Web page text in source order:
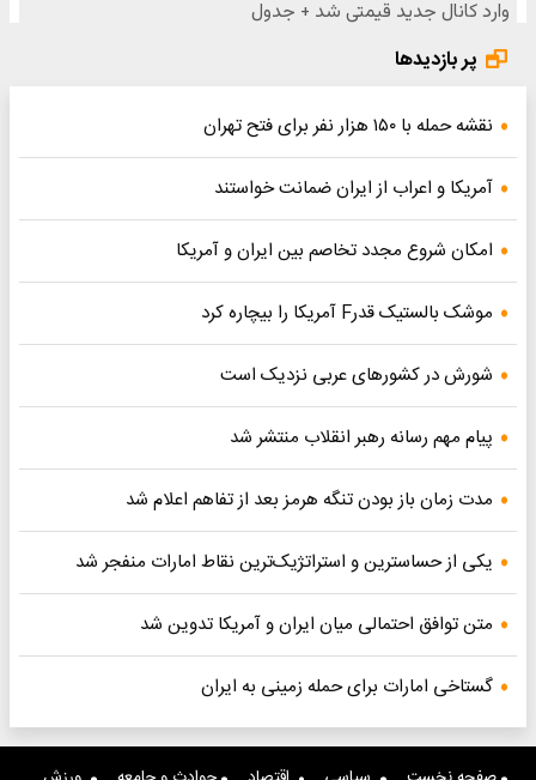
پر بازدیدها
نقشه حمله با ۱۵۰ هزار نفر برای فتح تهران
آمریکا و اعراب از ایران ضمانت خواستند
امکان شروع مجدد تخاصم‌ بین ایران و آمریکا
موشک بالستیک قدرF آمریکا را بیچاره کرد
شورش در کشورهای عربی نزدیک است
پیام مهم رسانه رهبر انقلاب منتشر شد
مدت زمان باز بودن تنگه هرمز بعد از تفاهم اعلام شد
یکی از حساسترین و استراتژیک‌ترین نقاط امارات منفجر شد
متن توافق احتمالی میان ایران و آمریکا تدوین شد
گستاخی امارات برای حمله زمینی به ایران